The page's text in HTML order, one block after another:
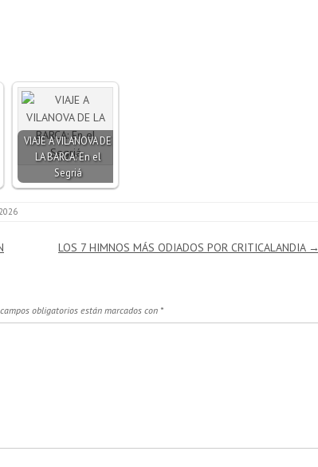
VIAJE A VILANOVA DE
LA BARCA: En el
Segriá
LOS 7 HIMNOS MÁS ODIADOS POR CRITICALANDIA →
obligatorios están marcados con *